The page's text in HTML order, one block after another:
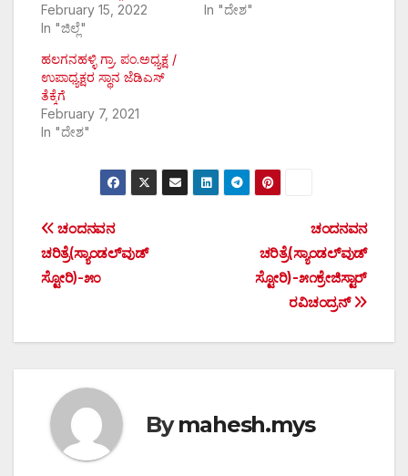
February 15, 2022
In "ಜಿಲ್ಲೆ"
In "ದೇಶ"
ಹಲಗನಹಳ್ಳಿ ಗ್ರಾ. ಪಂ.ಅಧ್ಯಕ್ಷ /
ಉಪಾಧ್ಯಕ್ಷರ ಸ್ಥಾನ ಜೆಡಿಎಸ್
ತೆಕ್ಕೆಗೆ
February 7, 2021
In "ದೇಶ"
Post
navigation
ಚಂದನವನ
ಚರಿತ್ರೆ(ಸ್ಯಾಂಡಲ್‌ವುಡ್
ಸ್ಟೋರಿ)-೫೧ಕ್ರೇಜಿಸ್ಟಾರ್
ರವಿಚಂದ್ರನ್
ಚಂದನವನ
ಚರಿತ್ರೆ(ಸ್ಯಾಂಡಲ್ವುಡ್
ಸ್ಟೋರಿ)-೫೦
Bymahesh.mys